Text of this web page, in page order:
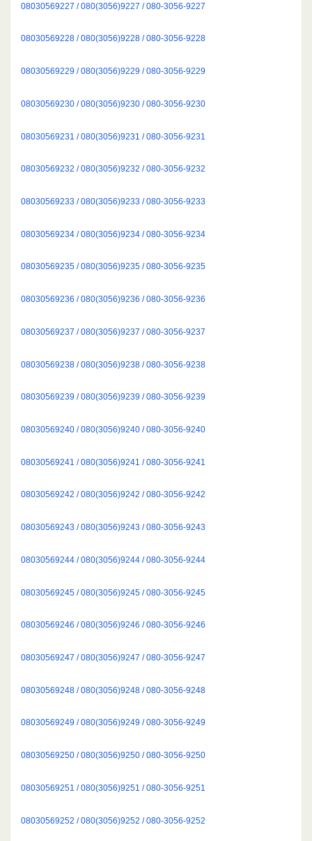
08030569227 / 080(3056)9227 / 080-3056-9227
08030569228 / 080(3056)9228 / 080-3056-9228
08030569229 / 080(3056)9229 / 080-3056-9229
08030569230 / 080(3056)9230 / 080-3056-9230
08030569231 / 080(3056)9231 / 080-3056-9231
08030569232 / 080(3056)9232 / 080-3056-9232
08030569233 / 080(3056)9233 / 080-3056-9233
08030569234 / 080(3056)9234 / 080-3056-9234
08030569235 / 080(3056)9235 / 080-3056-9235
08030569236 / 080(3056)9236 / 080-3056-9236
08030569237 / 080(3056)9237 / 080-3056-9237
08030569238 / 080(3056)9238 / 080-3056-9238
08030569239 / 080(3056)9239 / 080-3056-9239
08030569240 / 080(3056)9240 / 080-3056-9240
08030569241 / 080(3056)9241 / 080-3056-9241
08030569242 / 080(3056)9242 / 080-3056-9242
08030569243 / 080(3056)9243 / 080-3056-9243
08030569244 / 080(3056)9244 / 080-3056-9244
08030569245 / 080(3056)9245 / 080-3056-9245
08030569246 / 080(3056)9246 / 080-3056-9246
08030569247 / 080(3056)9247 / 080-3056-9247
08030569248 / 080(3056)9248 / 080-3056-9248
08030569249 / 080(3056)9249 / 080-3056-9249
08030569250 / 080(3056)9250 / 080-3056-9250
08030569251 / 080(3056)9251 / 080-3056-9251
08030569252 / 080(3056)9252 / 080-3056-9252